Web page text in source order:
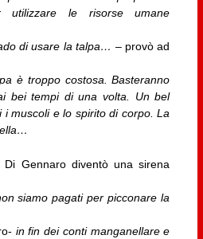
utilizzare le risorse umane
di usare la talpa… – provò ad
è troppo costosa. Basteranno
bei tempi di una volta. Un bel
i muscoli e lo spirito di corpo. La
Di Gennaro diventò una sirena
siamo pagati per picconare la
in fin dei conti manganellare e